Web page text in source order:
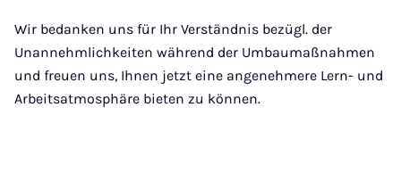
Wir bedanken uns für Ihr Verständnis bezügl. der
Unannehmlichkeiten während der Umbaumaßnahmen
und freuen uns, Ihnen jetzt eine angenehmere Lern- und
Arbeitsatmosphäre bieten zu können.